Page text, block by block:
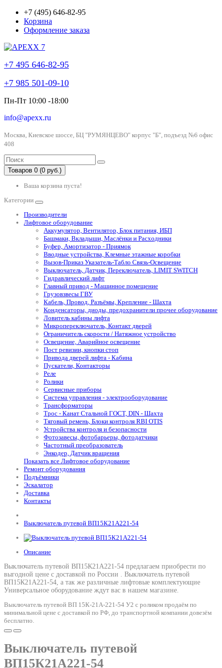
+7 (495) 646-82-95
Корзина
Оформление заказа
+7 495 646-82-95
+7 985 501-09-10
Пн-Пт 10:00 -18:00
info@apexx.ru
Москва, Киевское шоссе, БЦ "РУМЯНЦЕВО" корпус "Б", подъезд №6 офис
408
Товаров 0 (0 руб.)
Ваша корзина пуста!
Категории
Производители
Лифтовое оборудование
Аккумулятор, Вентилятор, Блок питания, ИБП
Башмаки, Вкладыши, Маслёнки и Расходники
Буфер, Амортизатор - Приямок
Вводные устройства, Клемные этажные коробки
Вызов-Приказ Указатель-Табло Связь-Освещение
Выключатель, Датчик, Переключатель, LIMIT SWITCH
Гидравлический лифт
Главный привод - Машинное помещение
Грузовзвесы ГВУ
Кабель, Провод, Разъёмы, Крепление - Шахта
Конденсаторы, диоды, предохранители прочее оборудование
Ловитель кабины лифта
Микропереключатель, Контакт дверей
Ограничитель скорости / Натяжное устройство
Освещение, Аварийное освещение
Пост ревизии, кнопки стоп
Привода дверей лифта - Кабина
Пускатели, Контакторы
Реле
Ролики
Сервисные приборы
Система управления - электрооборудование
Трансформаторы
Трос - Канат Стальной ГОСТ, DIN - Шахта
Тяговый ремень, Блоки контроля RBI OTIS
Устройства контроля и безопасности
Фотозавесы, фотобарьеры, фотодатчики
Частотный преобразователь
Энкодер, Датчик вращения
Показать все Лифтовое оборудование
Ремонт оборудования
Подъёмники
Эскалатор
Доставка
Контакты
Выключатель путевой ВП15К21А221-54
Описание
Выключатель путевой ВП15К21А221-54 предлагаем приобрести по
выгодной цене с доставкой по России . Выключатель путевой
ВП15К21А221-54, а так же различные лифтовые комплектующие
Универсальное оборудование ждут вас в нашем магазине.
Выключатель путевой ВП 15К-21А-221-54 У2 с роликом продаём по
минимальной цене с доставкой по РФ, до транспортной компании довезём
бесплатно.
Выключатель путевой
ВП15К21А221-54